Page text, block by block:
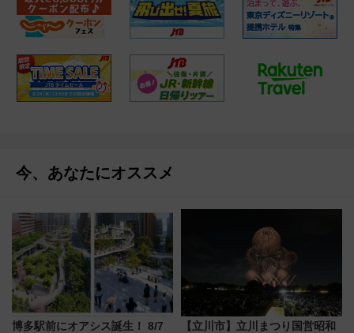
今、あなたにオススメ
博多駅前にオアシス誕生！ 8/7
【立川市】立川まつり国営昭和